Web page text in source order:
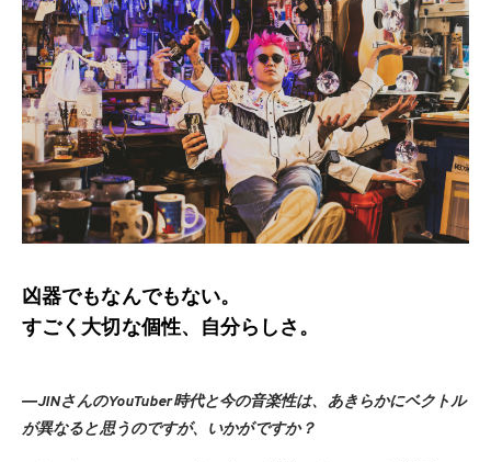
凶器でもなんでもない。
すごく大切な個性、自分らしさ。
―JINさんのYouTuber時代と今の音楽性は、あきらかにベクトル
が異なると思うのですが、いかがですか？